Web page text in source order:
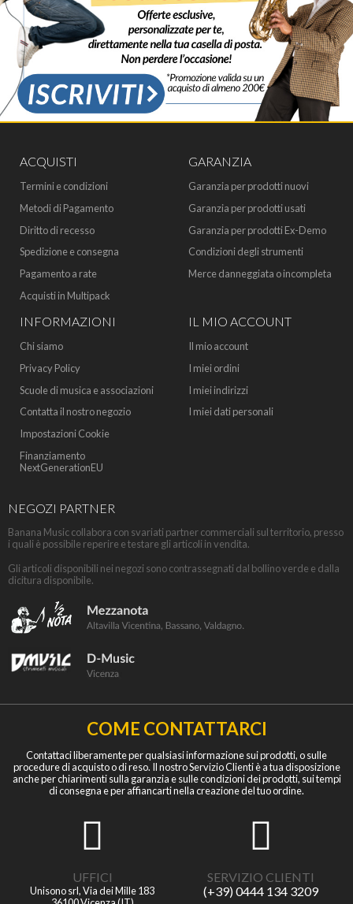
ACQUISTI
Termini e condizioni
Metodi di Pagamento
Diritto di recesso
Spedizione e consegna
Pagamento a rate
Acquisti in Multipack
GARANZIA
Garanzia per prodotti nuovi
Garanzia per prodotti usati
Garanzia per prodotti Ex-Demo
Condizioni degli strumenti
Merce danneggiata o incompleta
INFORMAZIONI
Chi siamo
Privacy Policy
Scuole di musica e associazioni
Contatta il nostro negozio
Impostazioni Cookie
Finanziamento
NextGenerationEU
IL MIO ACCOUNT
Il mio account
I miei ordini
I miei indirizzi
I miei dati personali
NEGOZI PARTNER
Banana Music collabora con svariati partner commerciali sul territorio, presso
i quali è possibile reperire e testare gli articoli in vendita.
Gli articoli disponibili nei negozi sono contrassegnati dal bollino verde e dalla
dicitura disponibile.
COME CONTATTARCI
Contattaci liberamente per qualsiasi informazione sui prodotti, o sulle
procedure di acquisto o di reso. Il nostro Servizio Clienti è a tua disposizione
anche per chiarimenti sulla garanzia e sulle condizioni dei prodotti, sui tempi
di consegna e per affiancarti nella creazione del tuo ordine.
UFFICI
Unisono srl, Via dei Mille 183
SERVIZIO CLIENTI
(+39) 0444 134 3209